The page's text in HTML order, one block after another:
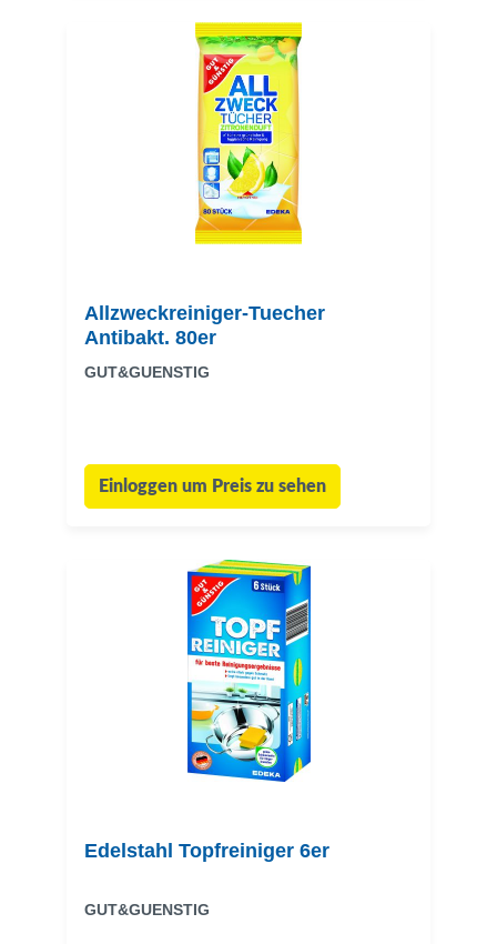
Allzweckreiniger-Tuecher
Antibakt. 80er
GUT&GUENSTIG
Einloggen um Preis zu sehen
Edelstahl Topfreiniger 6er
GUT&GUENSTIG